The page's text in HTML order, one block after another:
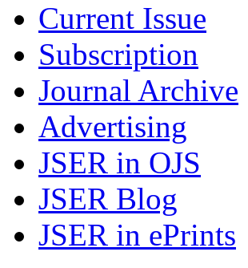
Current Issue
Subscription
Journal Archive
Advertising
JSER in OJS
JSER Blog
JSER in ePrints